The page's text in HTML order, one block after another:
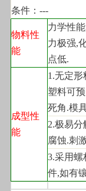
条件：---
物料性
能
力学性
力极强,
点低.
成型性
能
1.无定形
塑料可
死角.模
2.极易分
腐蚀.刺
3.采用螺
件,如有